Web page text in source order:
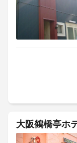
大阪鶴橋亭ホ